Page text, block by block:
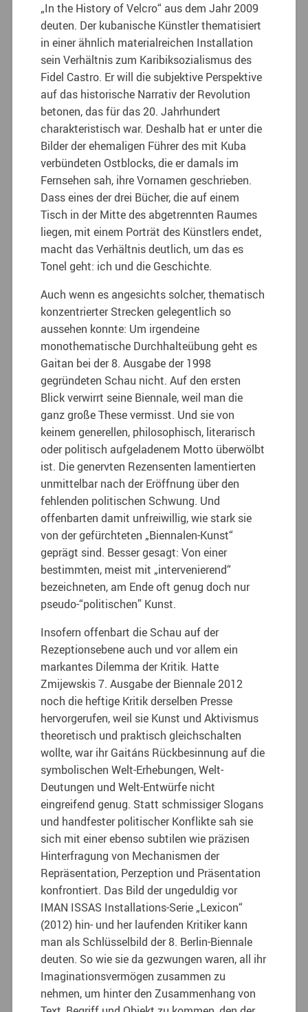
„In the History of Velcro“ aus dem Jahr 2009
deuten. Der kubanische Künstler thematisiert
in einer ähnlich materialreichen Installation
sein Verhältnis zum Karibiksozialismus des
Fidel Castro. Er will die subjektive Perspektive
auf das historische Narrativ der Revolution
betonen, das für das 20. Jahrhundert
charakteristisch war. Deshalb hat er unter die
Bilder der ehemaligen Führer des mit Kuba
verbündeten Ostblocks, die er damals im
Fernsehen sah, ihre Vornamen geschrieben.
Dass eines der drei Bücher, die auf einem
Tisch in der Mitte des abgetrennten Raumes
liegen, mit einem Porträt des Künstlers endet,
macht das Verhältnis deutlich, um das es
Tonel geht: ich und die Geschichte.
Auch wenn es angesichts solcher, thematisch
konzentrierter Strecken gelegentlich so
aussehen konnte: Um irgendeine
monothematische Durchhalteübung geht es
Gaitan bei der 8. Ausgabe der 1998
gegründeten Schau nicht. Auf den ersten
Blick verwirrt seine Biennale, weil man die
ganz große These vermisst. Und sie von
keinem generellen, philosophisch, literarisch
oder politisch aufgeladenem Motto überwölbt
ist. Die genervten Rezensenten lamentierten
unmittelbar nach der Eröffnung über den
fehlenden politischen Schwung. Und
offenbarten damit unfreiwillig, wie stark sie
von der gefürchteten „Biennalen-Kunst“
geprägt sind. Besser gesagt: Von einer
bestimmten, meist mit „intervenierend“
bezeichneten, am Ende oft genug doch nur
pseudo-“politischen” Kunst.
Insofern offenbart die Schau auf der
Rezeptionsebene auch und vor allem ein
markantes Dilemma der Kritik. Hatte
Zmijewskis 7. Ausgabe der Biennale 2012
noch die heftige Kritik derselben Presse
hervorgerufen, weil sie Kunst und Aktivismus
theoretisch und praktisch gleichschalten
wollte, war ihr Gaitáns Rückbesinnung auf die
symbolischen Welt-Erhebungen, Welt-
Deutungen und Welt-Entwürfe nicht
eingreifend genug. Statt schmissiger Slogans
und handfester politischer Konflikte sah sie
sich mit einer ebenso subtilen wie präzisen
Hinterfragung von Mechanismen der
Repräsentation, Perzeption und Präsentation
konfrontiert. Das Bild der ungeduldig vor
IMAN ISSAS Installations-Serie „Lexicon“
(2012) hin- und her laufenden Kritiker kann
man als Schlüsselbild der 8. Berlin-Biennale
deuten. So wie sie da gezwungen waren, all ihr
Imaginationsvermögen zusammen zu
nehmen, um hinter den Zusammenhang von